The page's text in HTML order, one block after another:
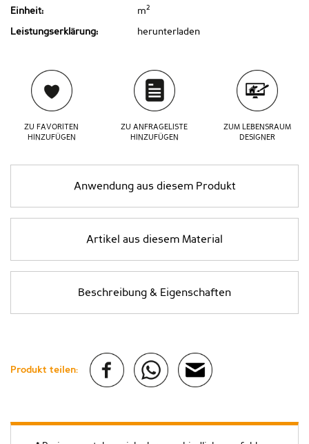
Einheit: m2
Leistungserklärung: herunterladen
ZU FAVORITEN
HINZUFÜGEN
ZU ANFRAGELISTE
HINZUFÜGEN
ZUM LEBENSRAUM
DESIGNER
Anwendung aus diesem Produkt
Artikel aus diesem Material
Beschreibung & Eigenschaften
Produkt teilen: